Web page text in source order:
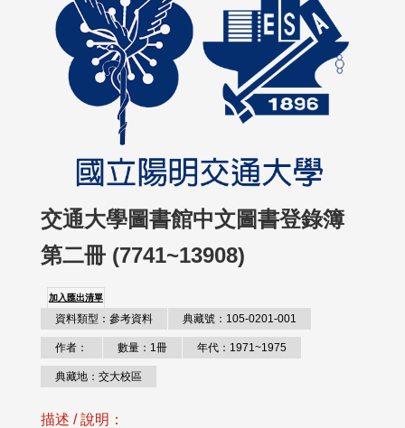
交通大學圖書館中文圖書登錄簿
第二冊 (7741~13908)
加入匯出清單
資料類型：參考資料 典藏號：105-0201-001
作者： 數量：1冊 年代：1971~1975
典藏地：交大校區
描述 / 說明：